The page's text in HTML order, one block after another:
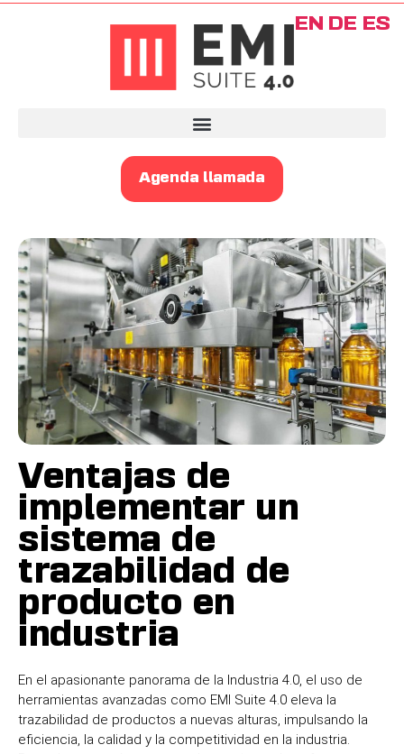
Agenda llamada
Ventajas de
implementar un
sistema de
trazabilidad de
producto en
industria
En el apasionante panorama de la Industria 4.0, el uso de
herramientas avanzadas como EMI Suite 4.0 eleva la
trazabilidad de productos a nuevas alturas, impulsando la
eficiencia, la calidad y la competitividad en la industria.
EN DE ES